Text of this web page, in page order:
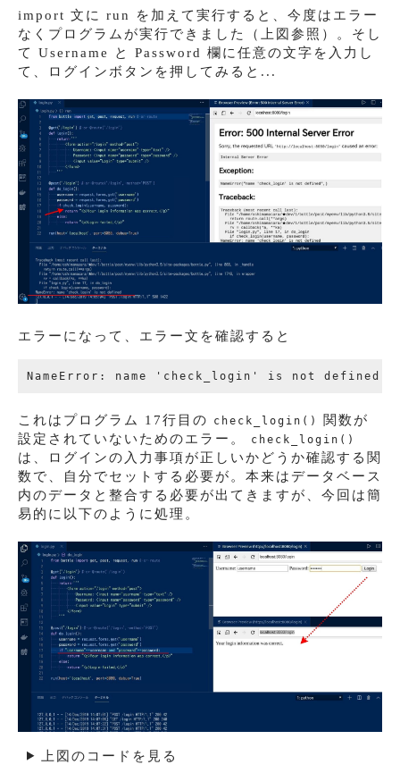
import 文に run を加えて実行すると、今度はエラー
なくプログラムが実行できました（上図参照）。そし
て Username と Password 欄に任意の文字を入力し
て、ログインボタンを押してみると...
エラーになって、エラー文を確認すると
これはプログラム 17行目の check_login()
関数が
設定されていないためのエラー。
check_login()
は、ログインの入力事項が正しいかどうか確認する関
数で、自分でセットする必要が。本来はデータベース
内のデータと整合する必要が出てきますが、今回は簡
易的に以下のように処理。
上図のコードを見る